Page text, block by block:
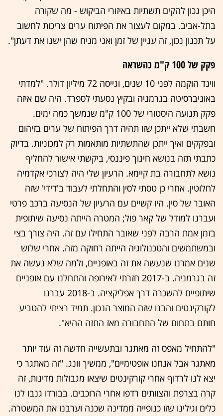
היכן נכון להקים תשתיות באיזורי הביקוש - מה שקורה
בתל-אביב. במקום לעצור את הפיתוח ערים צריכות לחשוב
על תכנון נכון, זה עניין של זמן ואני מניח שהן ישנו את דעתן".
פקק של 100 ק"מ כהשראה
ווינד הוקמה לפני 10 שנים, וגייסה 72 מיליון דולר. "למדתי
באוניברסיטה בגרמניה ובקיץ נסעתי לספרד. היה שם איזה
פקק תנועה היסטורי של 100 ק"מ שנמשך כמה ימים.
חשבתי שלא ייתכן שזו תהיה דרך הפיתוח של ערים בזיהום
ובפקקים ואיך ייתכן שהתשתיות מותאמות רק למכוניות. בדיוק
כתבתי תזה בנושא חינוך פיננסי, ביקשתי אישור להחליף
נושא לתחבורה בת קיימא. הרעיון שלי היה לצורכי אקדמיה
לחלוטין. אחרי כן טסתי לסין והתחלתי לעבוד ב'דידי' שזה
האובר של סין. היו קשיים עם הרעיון של הנסיעה ברכב פרטי
ועברנו למודל של קאר פול; המטרה הייתה נסיעה שיתופית
בזמן אמת הרבה לפני שאובר התחילו עם זה. היה צורך בצי
ובמשתמשים והטכנולוגיה הייתה רחוקה מזה. אחרי שלוש
שנים אמרנו שנעשה את זה באופניים, ולמה שלא נעשה את
זה בגרמניה. ב-2017 חזרתי לאירופה והתחלנו עם אופניים
שיתופיים להשכרה דרך אפליקציה. ב-2018 עברנו
לקורקינטים והבנו שזה המוצר הנכון. תמיד רציתי להטביע
חותם בתחום של התחבורה מאז התזה ההיא".
"להתחיל מאפס זה מאתגר ובתעשייה חדשה זה עוד יותר
מאתגר אבל אנחנו אופטימיים", ממשיך וונג. "זה מאתגר כי
יצא לנו לרדוף אחרי קורקינטים שיצאו מגבולות מדינות, זה
קרה בצרפת והצוותים רדפו אחרי הרוכבים. בבורדו גנבו לנו
כלים וגילינו שזו כנופייה ממדינה שכנה וערבנו את המשטרה.